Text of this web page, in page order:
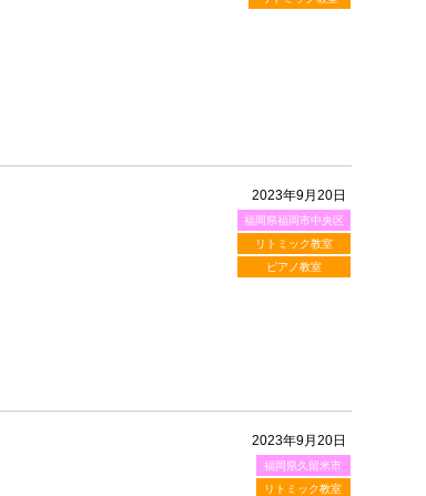
2023年9月20日
福岡県福岡市中央区
リトミック教室
ピアノ教室
2023年9月20日
福岡県久留米市
リトミック教室